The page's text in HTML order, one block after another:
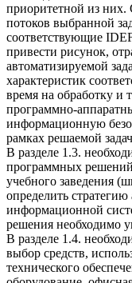
приоритетной из
потоков выбранной
соответствующие
привести рисунок,
автоматизируемой
характеристик
время на обработку и
программно-
информационную
рамках решаемой
В разделе 1.3.
программных решений
учебного заведения
определить
информационной
решения необходимо
В разделе 1.4.
выбор средств,
технического